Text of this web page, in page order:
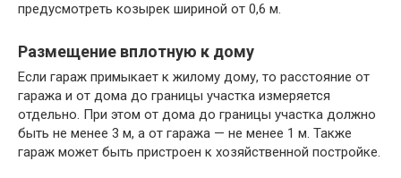
предусмотреть козырек шириной от 0,6 м.
Размещение вплотную к дому
Если гараж примыкает к жилому дому, то расстояние от
гаража и от дома до границы участка измеряется
отдельно. При этом от дома до границы участка должно
быть не менее 3 м, а от гаража — не менее 1 м. Также
гараж может быть пристроен к хозяйственной постройке.